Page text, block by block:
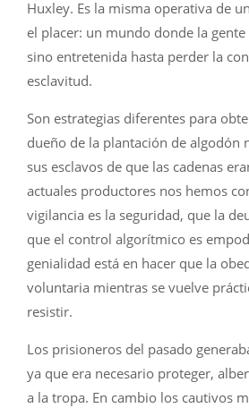
Huxley. Es la misma operativa de
el placer: un mundo donde la
sino entretenida hasta perder la
esclavitud.
Son estrategias diferentes para
dueño de la plantación de algodón
sus esclavos de que las cadenas
actuales productores nos hemos
vigilancia es la seguridad, que la
que el control algorítmico es
genialidad está en hacer que la
voluntaria mientras se vuelve
resistir.
Los prisioneros del pasado
ya que era necesario proteger,
a la tropa. En cambio los cautivos